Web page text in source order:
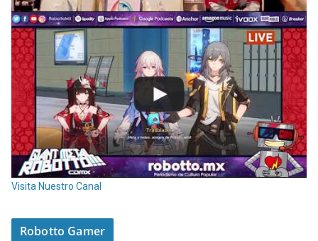
Visita Nuestro Canal
Robotto Gamer